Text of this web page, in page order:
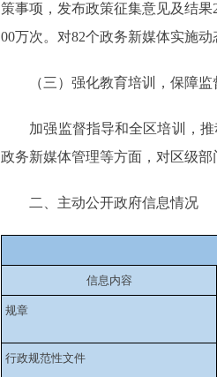
策事项，发布政策征集意见及结
00万次。对82个政务新媒体实施
（三）强化教育培训，保障监
加强监督指导和全区培训，推
政务新媒体管理等方面，对区级
二、主动公开政府信息情况
信息内容
规章
行政规范性文件